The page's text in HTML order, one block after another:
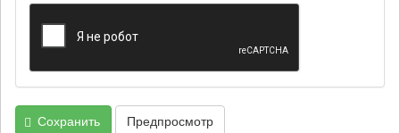
Сохранить Предпросмотр